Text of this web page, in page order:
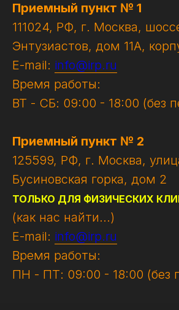
Приемный пункт № 1
111024, РФ, г. Москва,
Энтузиастов, дом 11А,
E-mail: info@irp.ru
Время работы:
ВТ - СБ: 09:00 - 18:00 (без
Приемный пункт № 2
125599, РФ, г. Москва,
Бусиновская горка, дом 2
ТОЛЬКО ДЛЯ ФИЗИЧЕСКИХ
(как нас найти...)
E-mail: info@irp.ru
Время работы:
ПН - ПТ: 09:00 - 18:00 (без